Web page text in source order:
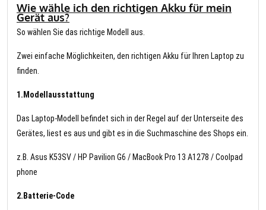
Wie wähle ich den richtigen Akku für mein
Gerät aus?
So wählen Sie das richtige Modell aus.
Zwei einfache Möglichkeiten, den richtigen Akku für Ihren Laptop zu
finden.
1.Modellausstattung
Das Laptop-Modell befindet sich in der Regel auf der Unterseite des
Gerätes, liest es aus und gibt es in die Suchmaschine des Shops ein.
z.B. Asus K53SV / HP Pavilion G6 / MacBook Pro 13 A1278 / Coolpad
phone
2.Batterie-Code